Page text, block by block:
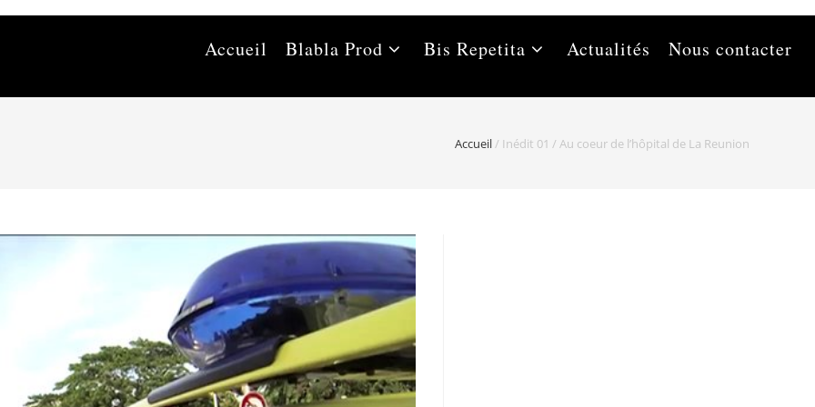
Accueil Blabla Prod Bis Repetita Actualités Nous contacter
Accueil / Inédit 01 / Au coeur de l’hôpital de La Reunion